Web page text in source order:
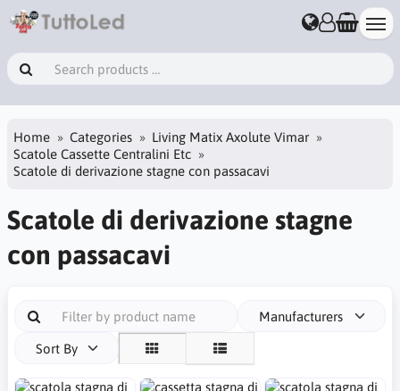
Home Categories
Living Matix Axolute Vimar
Scatole Cassette Centralini Etc
Scatole di derivazione stagne con passacavi
Scatole di derivazione stagne
con passacavi
Manufacturers
Sort By